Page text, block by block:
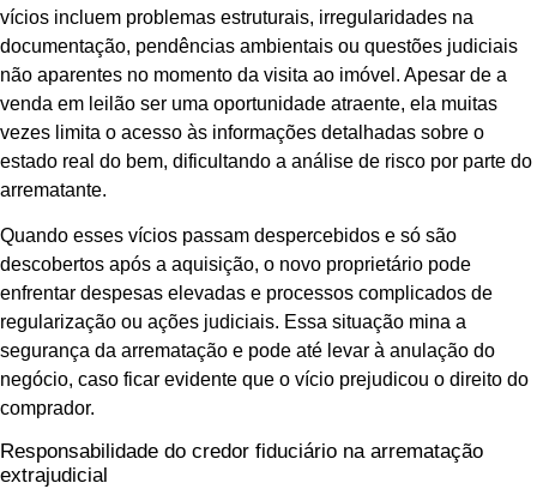
vícios incluem problemas estruturais, irregularidades na
documentação, pendências ambientais ou questões judiciais
não aparentes no momento da visita ao imóvel. Apesar de a
venda em leilão ser uma oportunidade atraente, ela muitas
vezes limita o acesso às informações detalhadas sobre o
estado real do bem, dificultando a análise de risco por parte do
arrematante.
Quando esses vícios passam despercebidos e só são
descobertos após a aquisição, o novo proprietário pode
enfrentar despesas elevadas e processos complicados de
regularização ou ações judiciais. Essa situação mina a
segurança da arrematação e pode até levar à anulação do
negócio, caso ficar evidente que o vício prejudicou o direito do
comprador.
Responsabilidade do credor fiduciário na arrematação
extrajudicial